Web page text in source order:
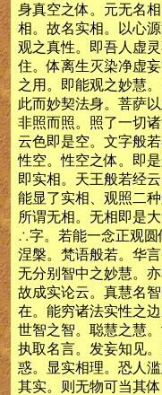
身真空之体。元无名
相。故名实相。以心
观之真性。即吾人虚
住。体离生灭染净虚
之用。即能观之妙慧
此而妙契法身。菩萨
非照而照。照了一切
云色即是空。文字般
性空。性空之体。即
即实相。天王般若经
能显了实相、观照二
所谓无相。无相即是
∴字。若能一念正观圆
涅槃。梵语般若。华
无分别智中之妙慧。
故成实论云。真慧名
在。能穷诸法实性之
世智之智。聪慧之慧
执取名言。发妄知见
惑。显实相理。恐人
其实。则无物可当其